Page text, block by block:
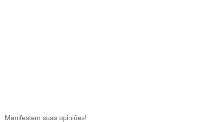
Manifestem suas opiniões!